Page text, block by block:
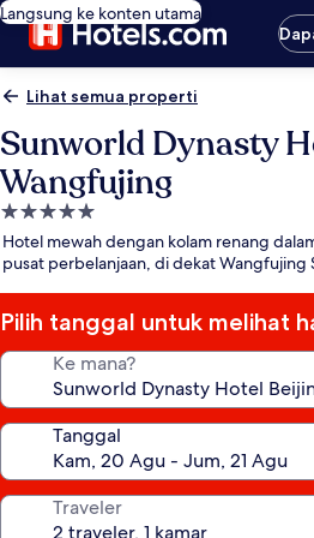
Langsung ke konten utama
Lihat semua properti
Sunworld Dynasty
Wangfujing
Properti
bintang
5.0
Hotel mewah dengan kolam renang
pusat perbelanjaan, di dekat Wangfujing
Pilih tanggal untuk melihat
Ke mana?
Tanggal
Traveler